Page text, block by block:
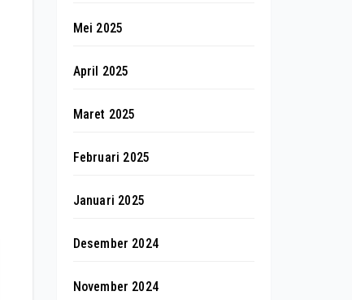
Mei 2025
April 2025
Maret 2025
Februari 2025
Januari 2025
Desember 2024
November 2024